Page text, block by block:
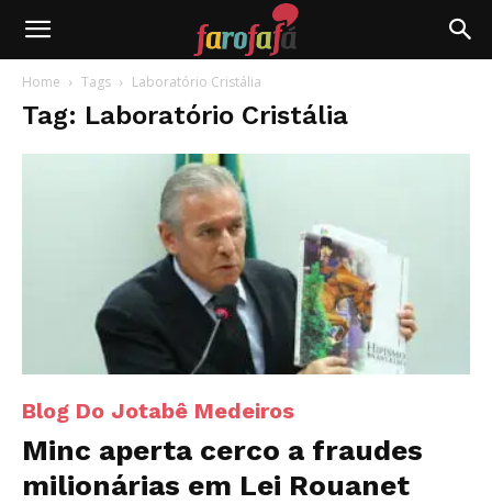
Farofafá
Home Tags Laboratório Cristália
Tag: Laboratório Cristália
Blog Do Jotabê Medeiros
Minc aperta cerco a fraudes
milionárias em Lei Rouanet